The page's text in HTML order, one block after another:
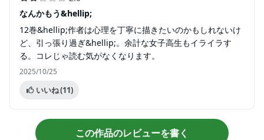
なんかもう&hellip;
12巻&hellip;作者は心理を丁寧に描きたいのかもしれないけ
ど、引っ張り過ぎ&hellip;。余計な女子高生もイライラす
る。コレじゃ読む気がなくなります。
2025/10/25
いいね(11)
この作品のレビューを書く